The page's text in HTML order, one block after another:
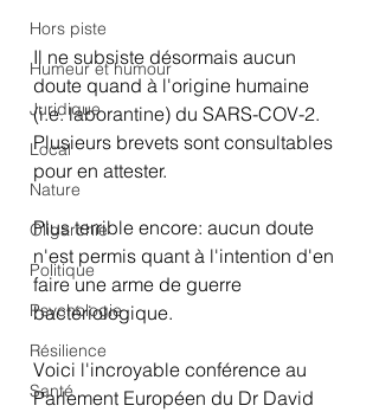
Hors piste
Humeur et humour
Juridique
Local
Nature
Oligarchie
Politique
Psychologie
Résilience
Santé
Il ne subsiste désormais aucun
doute quand à l'origine humaine
(i.e. laborantine) du SARS-COV-2.
Plusieurs brevets sont consultables
pour en attester.
Plus terrible encore: aucun doute
n'est permis quant à l'intention d'en
faire une arme de guerre
bactériologique.
Voici l'incroyable conférence au
Parlement Européen du Dr David